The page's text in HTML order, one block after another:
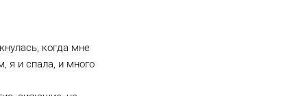
когда мне
я и спала, и много